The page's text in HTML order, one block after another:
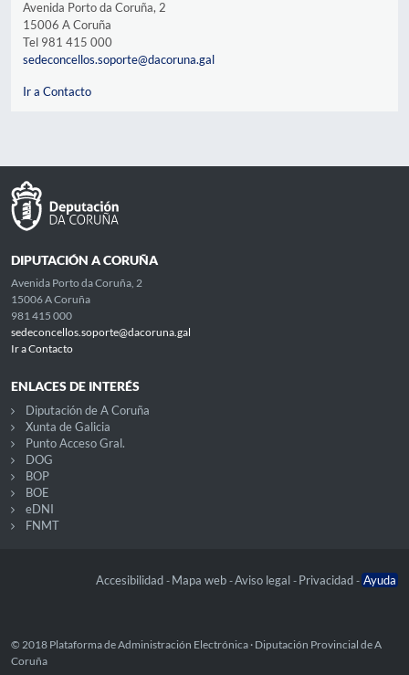
Avenida Porto da Coruña, 2
15006 A Coruña
Tel 981 415 000
sedeconcellos.soporte@dacoruna.gal
Ir a Contacto
DIPUTACIÓN A CORUÑA
Avenida Porto da Coruña, 2
15006 A Coruña
981 415 000
sedeconcellos.soporte@dacoruna.gal
Ir a Contacto
ENLACES DE INTERÉS
Diputación de A Coruña
Xunta de Galicia
Punto Acceso Gral.
DOG
BOP
BOE
eDNI
FNMT
Accesibilidad - Mapa web -Aviso legal - Privacidad - Ayuda
© 2018 Plataforma de Administración Electrónica · Diputación Provincial de A
Coruña